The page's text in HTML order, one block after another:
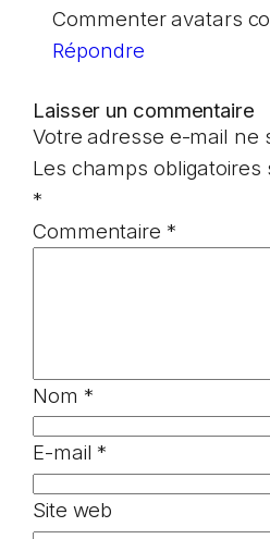
Commenter avatars
Répondre
Laisser un commentaire
Votre adresse e-mail ne
Les champs obligatoires
*
Commentaire *
Nom *
E-mail *
Site web